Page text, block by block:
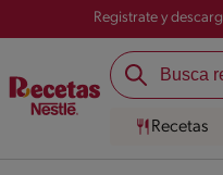
Registrate y
Recetas